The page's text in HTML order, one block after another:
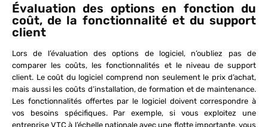
Évaluation des options en fonction du
coût, de la fonctionnalité et du support
client
Lors de l’évaluation des options de logiciel, n’oubliez pas de
comparer les coûts, les fonctionnalités et le niveau de support
client. Le coût du logiciel comprend non seulement le prix d’achat,
mais aussi les coûts d’installation, de formation et de maintenance.
Les fonctionnalités offertes par le logiciel doivent correspondre à
vos besoins spécifiques. Par exemple, si vous exploitez une
entreprise VTC à l’échelle nationale avec une flotte importante, vous